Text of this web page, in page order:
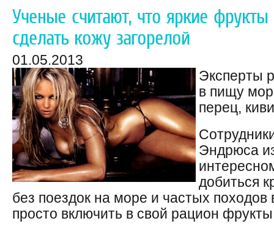
Ученые считают, что яркие
сделать кожу загорелой
01.05.2013
Эксперты
в пищу
перец,
Эндрюса
добиться
без поездок на море и частых
просто включить в свой рацион